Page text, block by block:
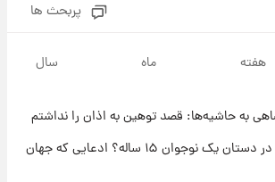
قیمت سکه و طلا فردا
۲۱ ساعت پیش
پربحث ها
هفته ماه سال
به حاشیه‌ها: قصد توهین به اذان را نداشتم
راز طول عمر انسان در دستان یک نوجوان ۱۵ ساله؟ ادعایی که جهان